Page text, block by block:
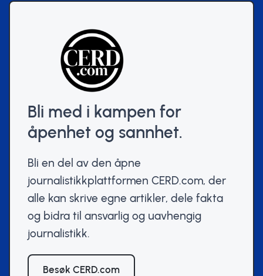
Bli med i kampen for
åpenhet og sannhet.
Bli en del av den åpne
journalistikkplattformen CERD.com, der
alle kan skrive egne artikler, dele fakta
og bidra til ansvarlig og uavhengig
journalistikk.
Besøk CERD.com